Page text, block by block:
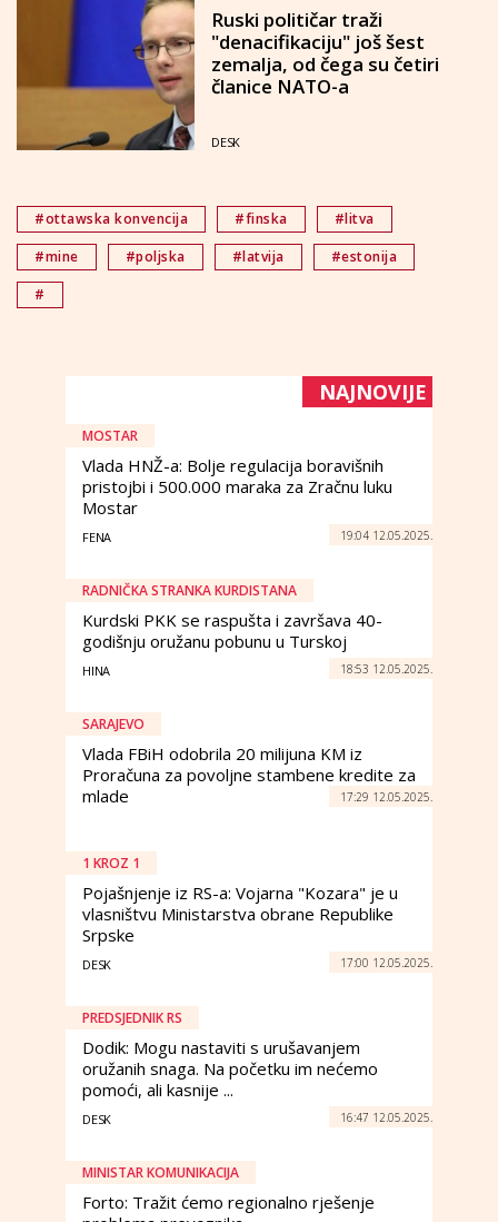
Ruski političar traži
"denacifikaciju" još šest
zemalja, od čega su četiri
članice NATO-a
DESK
#ottawska konvencija #finska
#litva
#mine
#poljska #latvija
#estonija
#
NAJNOVIJE
MOSTAR
Vlada HNŽ-a: Bolje regulacija boravišnih
pristojbi i 500.000 maraka za Zračnu luku
Mostar
FENA 19:04 12.05.2025.
RADNIČKA STRANKA KURDISTANA
Kurdski PKK se raspušta i završava 40-
godišnju oružanu pobunu u Turskoj
HINA 18:53 12.05.2025.
SARAJEVO
Vlada FBiH odobrila 20 milijuna KM iz
Proračuna za povoljne stambene kredite za
mlade
17:29 12.05.2025.
1 KROZ 1
Pojašnjenje iz RS-a: Vojarna "Kozara" je u
vlasništvu Ministarstva obrane Republike
Srpske
DESK 17:00 12.05.2025.
PREDSJEDNIK RS
Dodik: Mogu nastaviti s urušavanjem
oružanih snaga. Na početku im nećemo
pomoći, ali kasnije ...
DESK 16:47 12.05.2025.
MINISTAR KOMUNIKACIJA
Forto: Tražit ćemo regionalno rješenje